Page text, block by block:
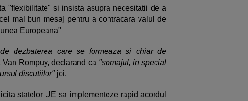
"flexibilitate" si insista asupra necesitatii de a
mai bun mesaj pentru a contracara valul de
Europeana".
dezbaterea care se formeaza si chiar de
Van Rompuy, declarand ca "somajul, in special
discutiilor" joi.
statelor UE sa implementeze rapid acordul